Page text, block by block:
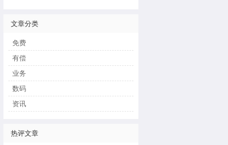
文章分类
免费
有偿
业务
数码
资讯
热评文章